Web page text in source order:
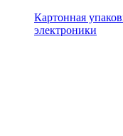
Картонная
электроники